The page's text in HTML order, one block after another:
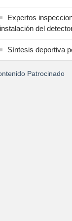
Expertos
instalación del
Síntesis deportiva
Patrocinado